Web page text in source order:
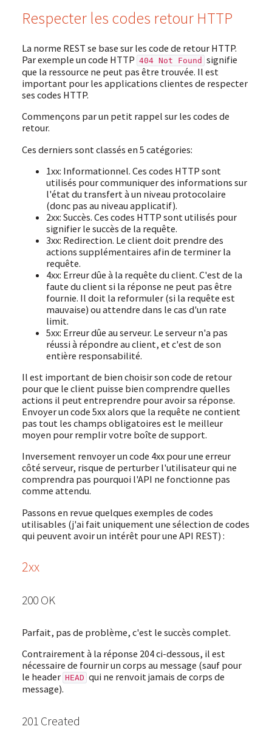
Respecter les codes retour HTTP
La norme REST se base sur les code de retour HTTP.
Par exemple un code HTTP 404 Not Found signifie
que la ressource ne peut pas être trouvée. Il est
important pour les applications clientes de respecter
ses codes HTTP.
Commençons par un petit rappel sur les codes de
retour.
Ces derniers sont classés en 5 catégories:
1xx: Informationnel. Ces codes HTTP sont
utilisés pour communiquer des informations sur
l'état du transfert à un niveau protocolaire
(donc pas au niveau applicatif).
2xx: Succès. Ces codes HTTP sont utilisés pour
signifier le succès de la requête.
3xx: Redirection. Le client doit prendre des
actions supplémentaires afin de terminer la
requête.
4xx: Erreur dûe à la requête du client. C'est de la
faute du client si la réponse ne peut pas être
fournie. Il doit la reformuler (si la requête est
mauvaise) ou attendre dans le cas d'un rate
limit.
5xx: Erreur dûe au serveur. Le serveur n'a pas
réussi à répondre au client, et c'est de son
entière responsabilité.
Il est important de bien choisir son code de retour
pour que le client puisse bien comprendre quelles
actions il peut entreprendre pour avoir sa réponse.
Envoyer un code 5xx alors que la requête ne contient
pas tout les champs obligatoires est le meilleur
moyen pour remplir votre boîte de support.
Inversement renvoyer un code 4xx pour une erreur
côté serveur, risque de perturber l'utilisateur qui ne
comprendra pas pourquoi l'API ne fonctionne pas
comme attendu.
Passons en revue quelques exemples de codes
utilisables (j'ai fait uniquement une sélection de codes
qui peuvent avoir un intérêt pour une API REST) :
2xx
200 OK
Parfait, pas de problème, c'est le succès complet.
Contrairement à la réponse 204 ci-dessous, il est
nécessaire de fournir un corps au message (sauf pour
le header HEAD qui ne renvoit jamais de corps de
message).
201 Created